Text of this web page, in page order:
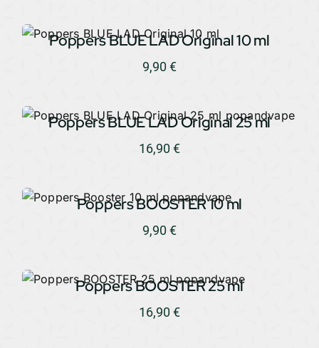
Poppers BLUE LAD Original 10 ml
9,90 €
Poppers BLUE LAD Original 25 ml
16,90€
Poppers BOOSTER 10 ml
9,90€
Poppers BOOSTER 25 ml
16,90 €